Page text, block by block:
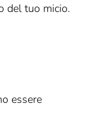
del tuo micio.
essere